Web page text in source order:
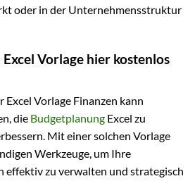
oder in der Unternehmensstruktur
Vorlage hier kostenlos
Vorlage Finanzen kann
die Budgetplanung Excel zu
Mit einer solchen Vorlage
Werkzeuge, um Ihre
effektiv zu verwalten und strategisch